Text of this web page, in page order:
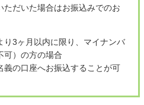
ただいた場合はお振込みでのお
3ヶ月以内に限り、マイナンバ
可）の方の場合
の口座へお振込することが可